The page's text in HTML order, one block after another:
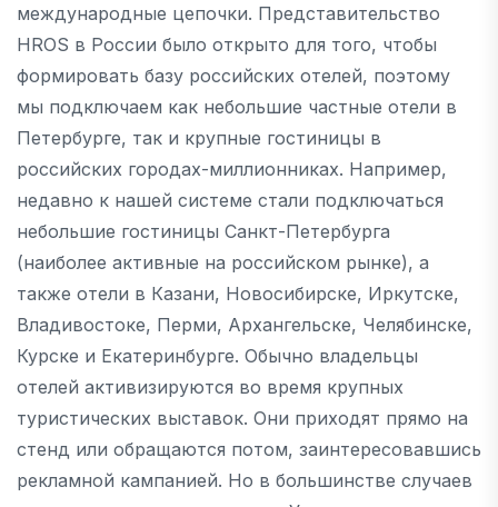
международные цепочки. Представительство
HROS в России было открыто для того, чтобы
формировать базу российских отелей, поэтому
мы подключаем как небольшие частные отели в
Петербурге, так и крупные гостиницы в
российских городах-миллионниках. Например,
недавно к нашей системе стали подключаться
небольшие гостиницы Санкт-Петербурга
(наиболее активные на российском рынке), а
также отели в Казани, Новосибирске, Иркутске,
Владивостоке, Перми, Архангельске, Челябинске,
Курске и Екатеринбурге. Обычно владельцы
отелей активизируются во время крупных
туристических выставок. Они приходят прямо на
стенд или обращаются потом, заинтересовавшись
рекламной кампанией. Но в большинстве случаев